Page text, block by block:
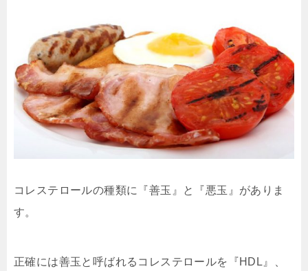
コレステロールの種類に『善玉』と『悪玉』がありま
す。
正確には善玉と呼ばれるコレステロールを『HDL』、